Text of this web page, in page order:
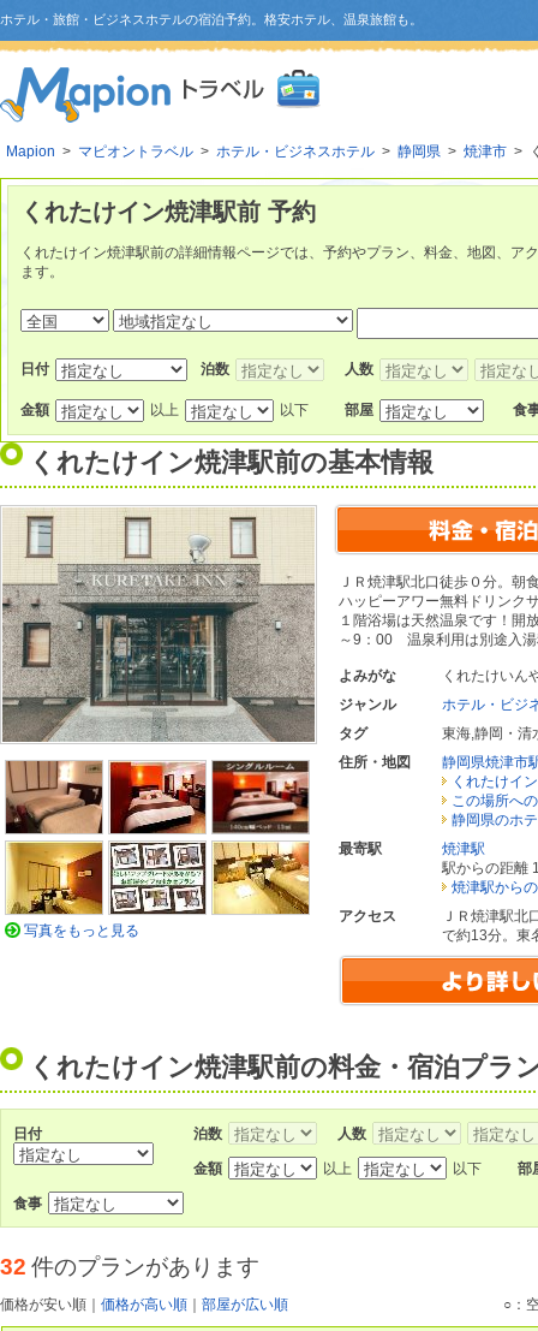
ホテル・旅館・ビジネスホテルの宿泊予約。格安ホテル、温泉旅館も。
Mapion > マピオントラベル > ホテル・ビジネスホテル > 静岡県 > 焼津市 >
くれたけイン焼津駅前 予約
くれたけイン焼津駅前の詳細情報ページでは、予約やプラン、料金、地図、ア
ます。
日付 泊数 人数
金額 以上 以下 部屋 食
くれたけイン焼津駅前の基本情報
ＪＲ焼津駅北口徒歩０分。朝
ハッピーアワー無料ドリンク
１階浴場は天然温泉です！
～9：00 温泉利用は別途入
よみがな
くれたけいん
ジャンル
ホテル・ビジ
タグ
東海,静岡・清
住所・地図
静岡県焼津市
くれたけイ
この場所へ
静岡県のホ
最寄駅
焼津駅
駅からの距離
焼津駅から
アクセス
ＪＲ焼津駅北
で約13分。東
写真をもっと見る
くれたけイン焼津駅前の料金・宿泊プラ
日付 泊数 人数
金額 以上 以下 部
食事
32 件のプランがあります
価格が安い順 価格が高い順 部屋が広い順 ○：